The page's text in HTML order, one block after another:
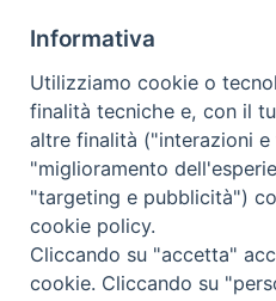
Abbonamenti
Abbonamento Annuale
Abbonamento Annuale
Abbonamento Singola
Informativa
Utilizziamo cookie o
finalità tecniche e, con il
altre finalità ("interazioni
"miglioramento
"targeting e pubblicità")
cookie policy.
Cliccando su "accetta"
cookie. Cliccando su